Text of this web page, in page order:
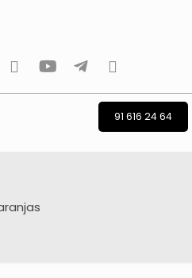
TwitterYoutubeTelegramwhatsapp
91 616 24 64